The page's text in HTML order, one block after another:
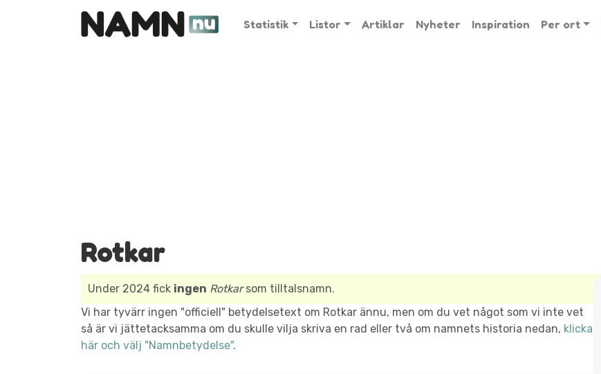
Statistik Listor Artiklar Nyheter Inspiration Per ort
Rotkar
Under 2024 fick ingen Rotkarsom tilltalsnamn.
Vi har tyvärr ingen "officiell" betydelsetext om Rotkar ännu, men om du vet något som vi inte vet
så är vi jättetacksamma om du skulle vilja skriva en rad eller två om namnets historia nedan, klicka
här och välj "Namnbetydelse".